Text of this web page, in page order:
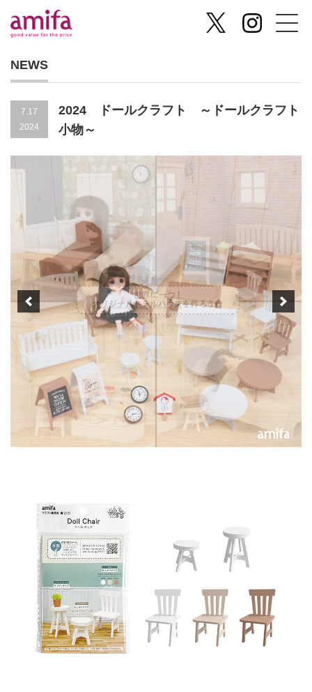
NEWS
7.17
2024
2024 ドールクラフト ～ドールクラフト
小物～